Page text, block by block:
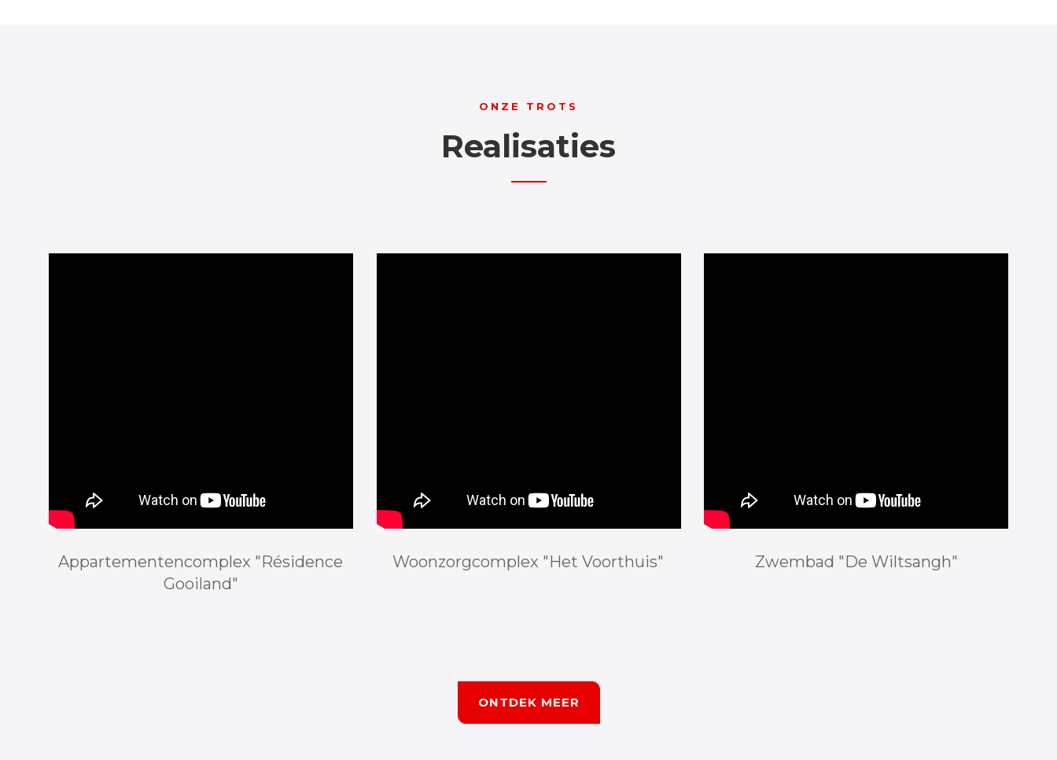
ONZE TROTS
Realisaties
Appartementencomplex "Résidence
Gooiland"
Woonzorgcomplex "Het Voorthuis" Zwembad "De Wiltsangh"
ONTDEK MEER